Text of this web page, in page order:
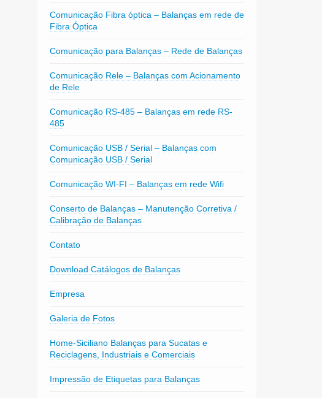
Comunicação Fibra óptica – Balanças em rede de
Fibra Óptica
Comunicação para Balanças – Rede de Balanças
Comunicação Rele – Balanças com Acionamento
de Rele
Comunicação RS-485 – Balanças em rede RS-
485
Comunicação USB / Serial – Balanças com
Comunicação USB / Serial
Comunicação WI-FI – Balanças em rede Wifi
Conserto de Balanças – Manutenção Corretiva /
Calibração de Balanças
Contato
Download Catálogos de Balanças
Empresa
Galeria de Fotos
Home-Siciliano Balanças para Sucatas e
Reciclagens, Industriais e Comerciais
Impressão de Etiquetas para Balanças